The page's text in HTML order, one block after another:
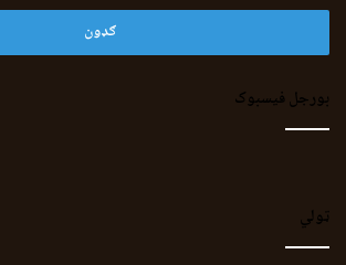
بورجل فیسبوک
ټولي